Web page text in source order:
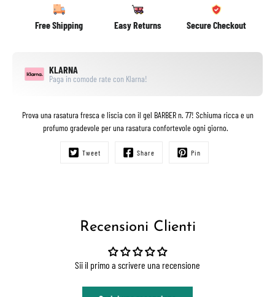
Free Shipping Easy Returns Secure Checkout
KLARNA
Paga in comode rate con Klarna!
Prova una rasatura fresca e liscia con il gel BARBER n. 77! Schiuma ricca e un
profumo gradevole per una rasatura confortevole ogni giorno.
Tweet Share Pin
Recensioni Clienti
Sii il primo a scrivere una recensione